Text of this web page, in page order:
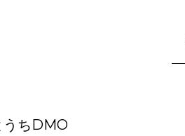
うちDMO